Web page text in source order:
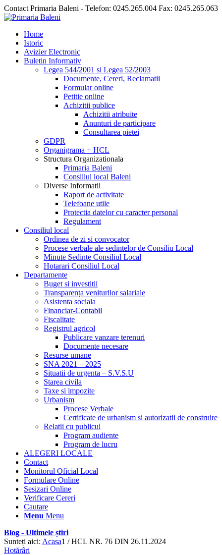
Contact Primaria Baleni - Telefon: 0245.265.004 Fax: 0245.265.063
Home
Istoric
Avizier Electronic
Buletin Informativ
Legea 544/2001 si Legea 52/2003
Documente, Cereri, Reclamatii
Formular online
Petitie online
Achizitii publice
Achizitii atribuite
Anunturi de participare
Consultarea pietei
GDPR
Organigrama + HCL
Structura Organizationala
Primaria Baleni
Consiliul local Baleni
Diverse Informatii
Raport de activitate
Telefoane utile
Protectia datelor cu caracter personal
Regulament
Consiliul local
Ordinea de zi si convocator
Procese verbale ale sedintelor de Consiliu Local
Minute Sedinte Consiliul Local
Hotarari Consiliul Local
Departamente
Buget si investitii
Transparența veniturilor salariale
Asistenta sociala
Financiar-Contabil
Fiscalitate
Registrul agricol
Publicare vanzare terenuri
Documente necesare
Resurse umane
SNA 2021 – 2025
Situatii de urgenta – S.V.S.U
Starea civila
Taxe si impozite
Urbanism
Procese Verbale
Certificate de urbanism si autorizatii de construire
Relatii cu publicul
Program audiente
Program de lucru
ALEGERI LOCALE
Contact
Monitorul Oficial Local
Formulare Online
Sesizari Online
Verificare Cereri
Cautare
Menu Menu
Blog - Ultimele știri
Sunteți aici: Acasa1 / HCL NR. 76 DIN 26.11.2024
Hotărâri